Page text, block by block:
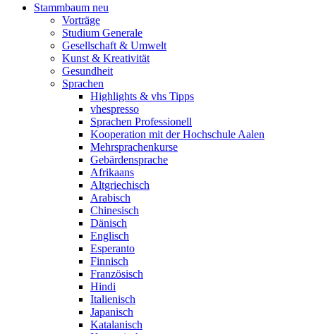
Stammbaum neu
Vorträge
Studium Generale
Gesellschaft & Umwelt
Kunst & Kreativität
Gesundheit
Sprachen
Highlights & vhs Tipps
vhespresso
Sprachen Professionell
Kooperation mit der Hochschule Aalen
Mehrsprachenkurse
Gebärdensprache
Afrikaans
Altgriechisch
Arabisch
Chinesisch
Dänisch
Englisch
Esperanto
Finnisch
Französisch
Hindi
Italienisch
Japanisch
Katalanisch